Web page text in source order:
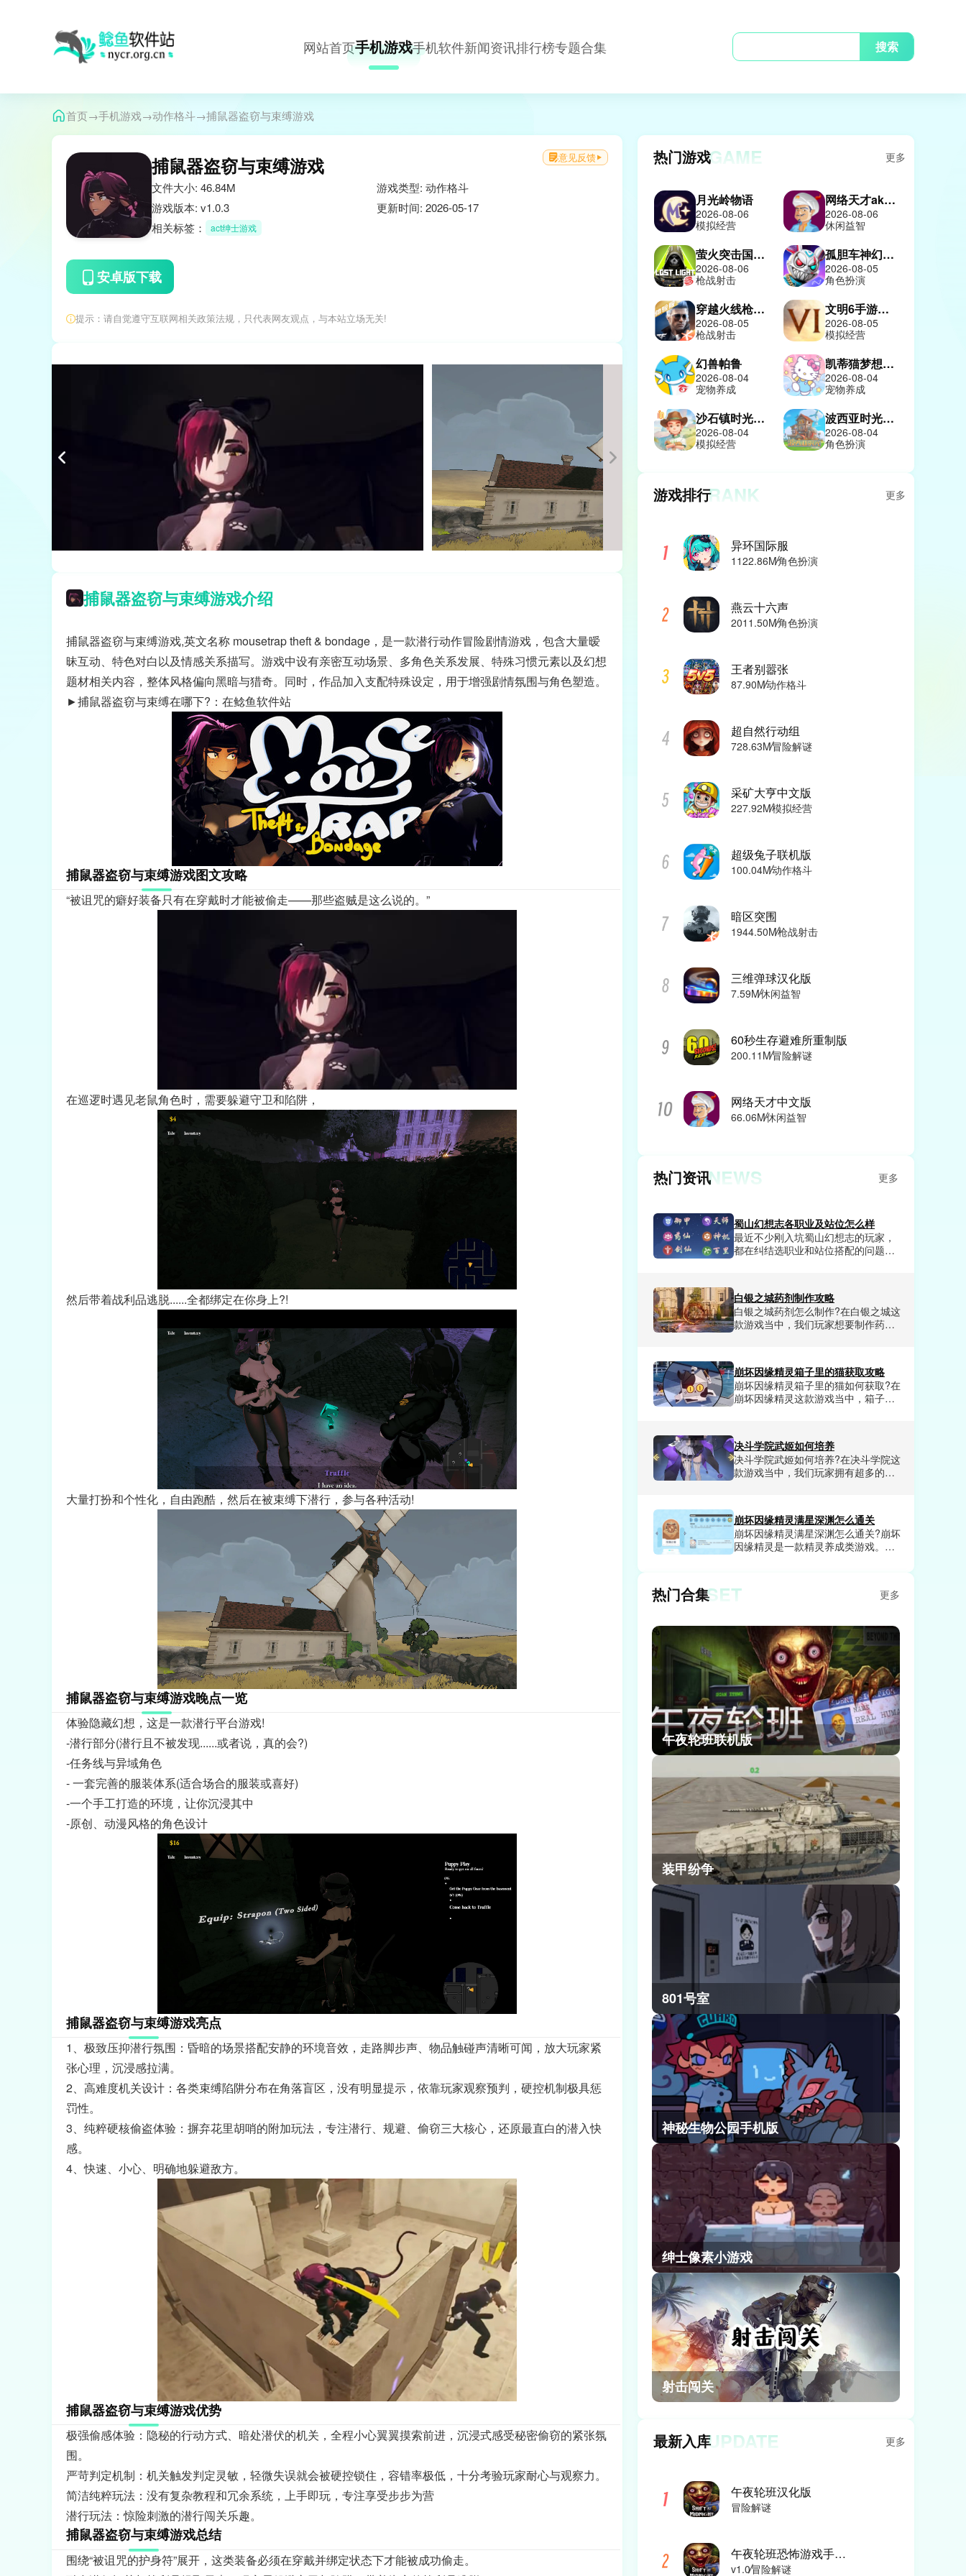
网站首页手机游戏手机软件新闻资讯排行榜专题合集 搜索
首页→手机游戏→动作格斗→捕鼠器盗窃与束缚游戏
意见反馈
捕鼠器盗窃与束缚游戏
文件大小: 46.84M
游戏类型: 动作格斗
游戏版本: v1.0.3
更新时间: 2026-05-17
相关标签：
act绅士游戏
安卓版下载
提示：请自觉遵守互联网相关政策法规，只代表网友观点，与本站立场无关!
捕鼠器盗窃与束缚游戏介绍
捕鼠器盗窃与束缚游戏,英文名称 mousetrap theft & bondage，是一款潜行动作冒险剧情游戏，包含大量暧
昧互动、特色对白以及情感关系描写。游戏中设有亲密互动场景、多角色关系发展、特殊习惯元素以及幻想
题材相关内容，整体风格偏向黑暗与猎奇。同时，作品加入支配特殊设定，用于增强剧情氛围与角色塑造。
►捕鼠器盗窃与束缚在哪下?：在鲶鱼软件站
捕鼠器盗窃与束缚游戏图文攻略
“被诅咒的癖好装备只有在穿戴时才能被偷走——那些盗贼是这么说的。”
在巡逻时遇见老鼠角色时，需要躲避守卫和陷阱，
然后带着战利品逃脱......全都绑定在你身上?!
大量打扮和个性化，自由跑酷，然后在被束缚下潜行，参与各种活动!
捕鼠器盗窃与束缚游戏晚点一览
体验隐藏幻想，这是一款潜行平台游戏!
-潜行部分(潜行且不被发现......或者说，真的会?)
-任务线与异域角色
- 一套完善的服装体系(适合场合的服装或喜好)
-一个手工打造的环境，让你沉浸其中
-原创、动漫风格的角色设计
捕鼠器盗窃与束缚游戏亮点
1、极致压抑潜行氛围：昏暗的场景搭配安静的环境音效，走路脚步声、物品触碰声清晰可闻，放大玩家紧
张心理，沉浸感拉满。
2、高难度机关设计：各类束缚陷阱分布在角落盲区，没有明显提示，依靠玩家观察预判，硬控机制极具惩
罚性。
3、纯粹硬核偷盗体验：摒弃花里胡哨的附加玩法，专注潜行、规避、偷窃三大核心，还原最直白的潜入快
感。
4、快速、小心、明确地躲避敌方。
捕鼠器盗窃与束缚游戏优势
极强偷感体验：隐秘的行动方式、暗处潜伏的机关，全程小心翼翼摸索前进，沉浸式感受秘密偷窃的紧张氛
围。
严苛判定机制：机关触发判定灵敏，轻微失误就会被硬控锁住，容错率极低，十分考验玩家耐心与观察力。
简洁纯粹玩法：没有复杂教程和冗余系统，上手即玩，专注享受步步为营
潜行玩法：惊险刺激的潜行闯关乐趣。
捕鼠器盗窃与束缚游戏总结
围绕“被诅咒的护身符”展开，这类装备必须在穿戴并绑定状态下才能被成功偷走。
热门游戏GAME 更多
月光岭物语
2026-08-06
模拟经营
网络天才akinatour
2026-08-06
休闲益智
萤火突击国际服
2026-08-06
枪战射击
孤胆车神幻影城
2026-08-05
角色扮演
穿越火线枪战王者体验服
2026-08-05
枪战射击
文明6手游中文版
2026-08-05
模拟经营
幻兽帕鲁
2026-08-04
宠物养成
凯蒂猫梦想商店
2026-08-04
宠物养成
沙石镇时光中文版
2026-08-04
模拟经营
波西亚时光手机版
2026-08-04
角色扮演
游戏排行RANK 更多
异环国际服
1122.86M角色扮演
燕云十六声
2011.50M角色扮演
王者别嚣张
87.90M动作格斗
超自然行动组
728.63M冒险解谜
采矿大亨中文版
227.92M模拟经营
超级兔子联机版
100.04M动作格斗
暗区突围
1944.50M枪战射击
三维弹球汉化版
7.59M休闲益智
60秒生存避难所重制版
200.11M冒险解谜
网络天才中文版
66.06M休闲益智
热门资讯NEWS 更多
蜀山幻想志各职业及站位怎么样
最近不少刚入坑蜀山幻想志的玩家，
都在纠结选职业和站位搭配的问题，
人试了好几套搭配都没摸透核心逻
辑，都在找一套能从新手期顺畅玩到
后期的成熟方案。小编今天就来给大
白银之城药剂制作攻略
白银之城药剂怎么制作?在白银之城这
款游戏当中，我们玩家想要制作药剂
药剂制作方法教程，可以让玩家轻松
掌握制作方法技巧，需要的玩家赶紧
来小编这里了解一下。
崩坏因缘精灵箱子里的猫获取攻略
崩坏因缘精灵箱子里的猫如何获取?在
崩坏因缘精灵这款游戏当中，箱子里
解锁。不知道怎么获得的玩家具体的
方法小编这里都给大家详细介绍了，
感兴趣的小伙伴们赶紧来看看吧。
决斗学院武姬如何培养
决斗学院武姬如何培养?在决斗学院这
款游戏当中，我们玩家拥有超多的武
武姬，那么今天小编就和大家分享一
下决斗学院武姬培养技巧，帮助玩家
选到最合适自己的武姬，合理分配资
崩坏因缘精灵满星深渊怎么通关
崩坏因缘精灵满星深渊怎么通关?崩坏
因缘精灵是一款精灵养成类游戏。在
和兑换券等等，其中深渊副本算是难
通关的玩家很少，所以这里小编给大
家提供了崩坏因缘精灵满星深渊通关
攻略，不要错过了!
热门合集SET 更多
午夜轮班联机版
装甲纷争
801号室
神秘生物公园手机版
绅士像素小游戏
射击闯关
最新入库UPDATE 更多
午夜轮班汉化版
冒险解谜
午夜轮班恐怖游戏手机版
v1.0冒险解谜